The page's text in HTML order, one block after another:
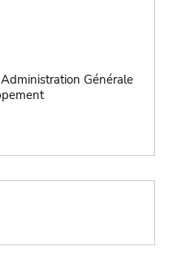
Générale